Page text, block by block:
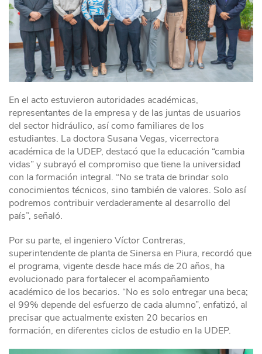
En el acto estuvieron autoridades académicas,
representantes de la empresa y de las juntas de usuarios
del sector hidráulico, así como familiares de los
estudiantes. La doctora Susana Vegas, vicerrectora
académica de la UDEP, destacó que la educación “cambia
vidas” y subrayó el compromiso que tiene la universidad
con la formación integral. “No se trata de brindar solo
conocimientos técnicos, sino también de valores. Solo así
podremos contribuir verdaderamente al desarrollo del
país”, señaló.
Por su parte, el ingeniero Víctor Contreras,
superintendente de planta de Sinersa en Piura, recordó que
el programa, vigente desde hace más de 20 años, ha
evolucionado para fortalecer el acompañamiento
académico de los becarios. “No es solo entregar una beca;
el 99% depende del esfuerzo de cada alumno”, enfatizó, al
precisar que actualmente existen 20 becarios en
formación, en diferentes ciclos de estudio en la UDEP.